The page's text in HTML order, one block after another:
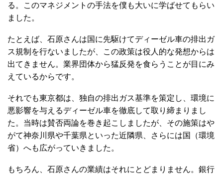
る。このマネジメントの手法を僕も大いに学ばせてもらい
ました。
たとえば、石原さんは国に先駆けてディーゼル車の排出ガ
ス規制を行ないましたが、この政策は役人的な発想からは
出てきません。業界団体から猛反発を食らうことが目にみ
えているからです。
それでも東京都は、独自の排出ガス基準を策定し、環境に
悪影響を与えるディーゼル車を徹底して取り締まりまし
た。当時は賛否両論を巻き起こしましたが、その施策はや
がて神奈川県や千葉県といった近隣県、さらには国（環境
省）へも広がっていきました。
もちろん、石原さんの業績はそれにとどまりません。銀行